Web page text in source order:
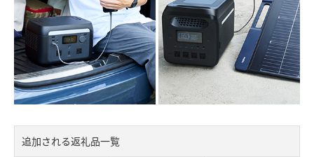
追加される返礼品一覧